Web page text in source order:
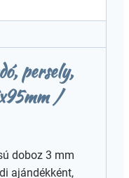
persely,
/
doboz 3 mm
ajándékként,